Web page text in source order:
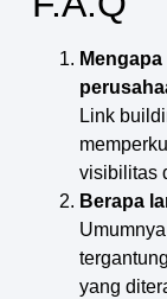
Link
visibilitas
Berapa
yang